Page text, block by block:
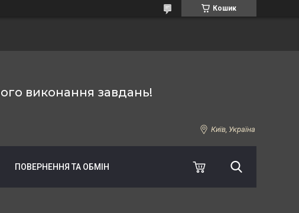
Кошик
виконання завдань!
Київ, Україна
ПОВЕРНЕННЯ ТА ОБМІН